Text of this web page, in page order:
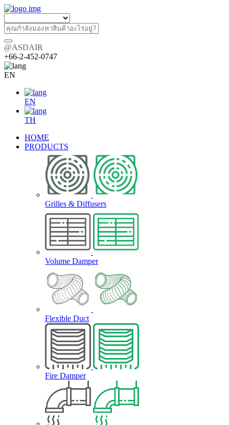
@ASDAIR
+66-2-452-0747
EN
EN
TH
HOME
PRODUCTS
Grilles & Diffusers
Volume Damper
Flexible Duct
Fire Damper